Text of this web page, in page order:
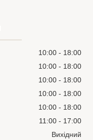
10:00
18:00
10:00
18:00
10:00
18:00
10:00
18:00
10:00
18:00
11:00
17:00
Вихідний